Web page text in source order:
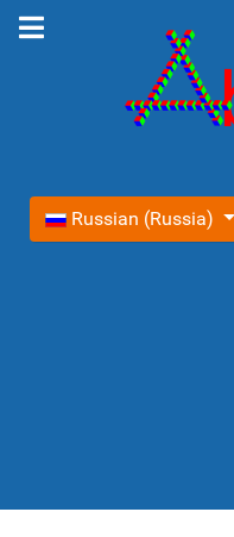
Выберите язык
Russian (Russia)